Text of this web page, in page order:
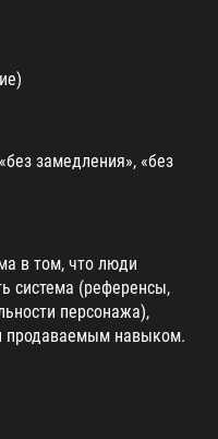
замедления», «без
в том, что люди
система (референсы,
персонажа),
продаваемым навыком.